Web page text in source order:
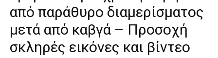
από παράθυρο διαμερίσματος
μετά από καβγά – Προσοχή
σκληρές εικόνες και βίντεο